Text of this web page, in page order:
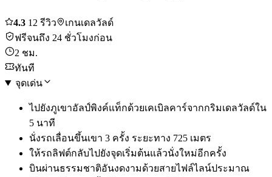
4.3 12 รีวิว
เกนเดลวัลด์
ฟรีจนถึง 24 ชั่วโมงก่อน
2 ชม.
ทันที
จุดเด่น
ไปยังภูเขาอัลป์พิงค์แท็กด้วยเคเบิลคาร์จากกริมเดลวัลด์ใน
5 นาที
นั่งรถเลื่อนขึ้นเขา 3 ครั้ง ระยะทาง 725 เมตร
ให้รถลิฟต์กลับไปยังจุดเริ่มต้นแล้วนั่งใหม่อีกครั้ง
บินผ่านธรรมชาติอันงดงามด้วยสายไฟล์ไลน์ประมาณ